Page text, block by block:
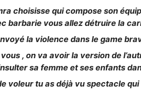
choisisse qui compose son
barbarie vous allez détruire la
la violence dans le game
, on va avoir la version de
sa femme et ses enfants
voleur tu as déjà vu spectacle